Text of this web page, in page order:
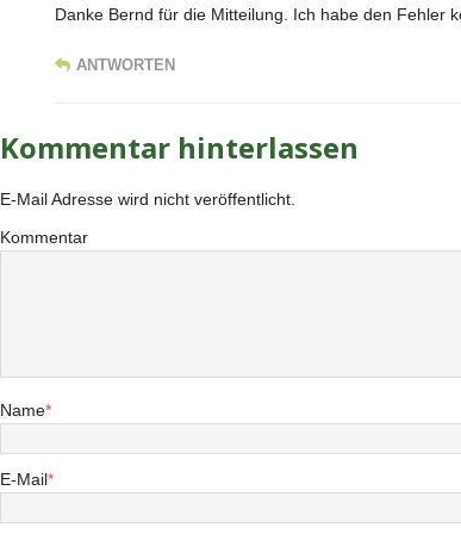
Danke Bernd für die Mitteilung. Ich habe den Fehler
ANTWORTEN
Kommentar hinterlassen
E-Mail Adresse wird nicht veröffentlicht.
Kommentar
Name*
E-Mail*